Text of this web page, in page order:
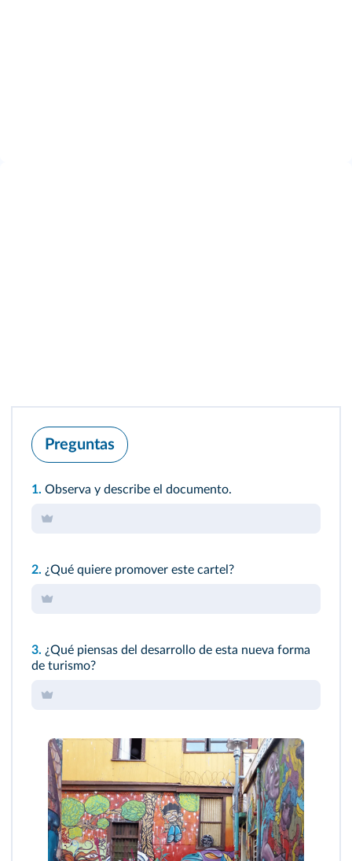
Preguntas
1. Observa y describe el documento.
2. ¿Qué quiere promover este cartel?
3. ¿Qué piensas del desarrollo de esta nueva forma
de turismo?